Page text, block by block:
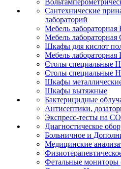
Сантехнические
лабораторий
Мебель
Мебель лабораторная
Шкафы для кислот
Мебель
Столы специальные
Столы
Шкафы
Шкафы вытяжные
Бактерицидные
Антисептики,
Экспресс-тесты на
Диагностическое
Больничное и
Медицинские
Фетальные мониторы